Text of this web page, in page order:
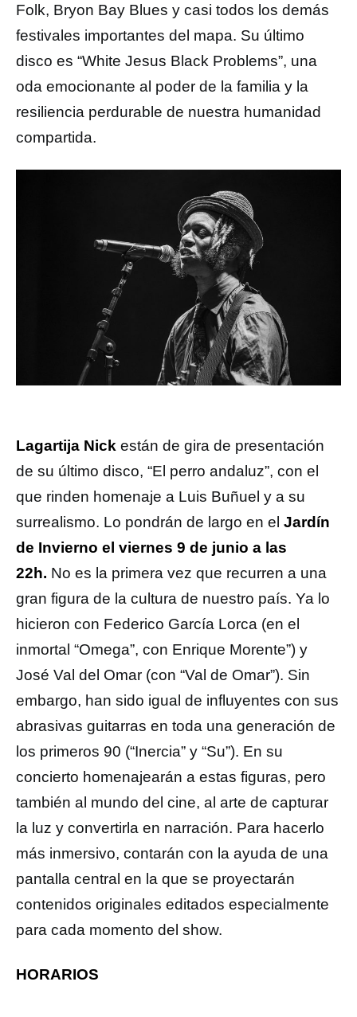
Folk, Bryon Bay Blues y casi todos los demás
festivales importantes del mapa. Su último
disco es “White Jesus Black Problems”, una
oda emocionante al poder de la familia y la
resiliencia perdurable de nuestra humanidad
compartida.
Lagartija Nick están de gira de presentación
de su último disco, “El perro andaluz”, con el
que rinden homenaje a Luis Buñuel y a su
surrealismo. Lo pondrán de largo en el Jardín
de Invierno el viernes 9 de junio a las
22h. No es la primera vez que recurren a una
gran figura de la cultura de nuestro país. Ya lo
hicieron con Federico García Lorca (en el
inmortal “Omega”, con Enrique Morente”) y
José Val del Omar (con “Val de Omar”). Sin
embargo, han sido igual de influyentes con sus
abrasivas guitarras en toda una generación de
los primeros 90 (“Inercia” y “Su”). En su
concierto homenajearán a estas figuras, pero
también al mundo del cine, al arte de capturar
la luz y convertirla en narración. Para hacerlo
más inmersivo, contarán con la ayuda de una
pantalla central en la que se proyectarán
contenidos originales editados especialmente
para cada momento del show.
HORARIOS